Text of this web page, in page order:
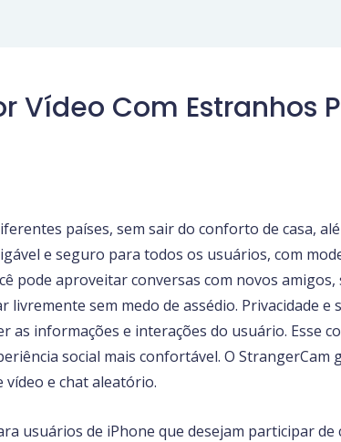
Vídeo Com Estranhos
países, sem sair do conforto de casa,
e seguro para todos os usuários, com
aproveitar conversas com novos amigos,
sem medo de assédio. Privacidade e
informações e interações do usuário. Esse
social mais confortável. O StrangerCam
vídeo e chat aleatório.
usuários de iPhone que desejam participar